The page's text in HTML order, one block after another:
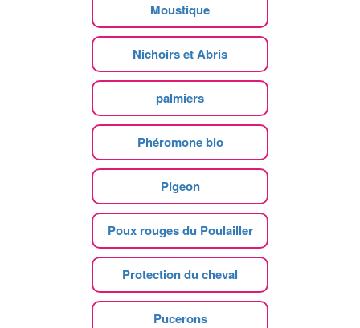
Moustique
Nichoirs et Abris
palmiers
Phéromone bio
Pigeon
Poux rouges du Poulailler
Protection du cheval
Pucerons